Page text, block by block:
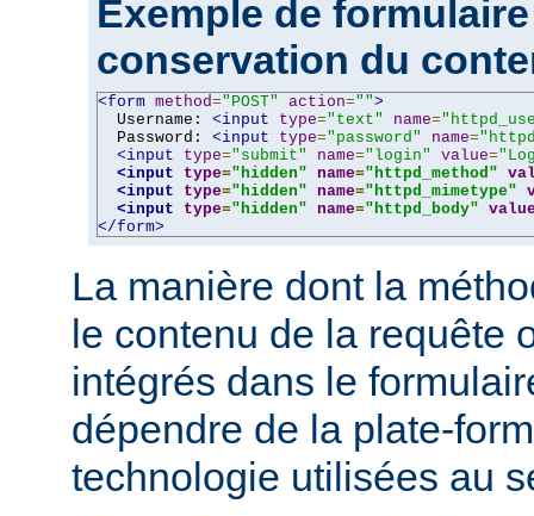
Exemple de
conservation du
<form method="POST" action="">
  Username:
<input type="text" name=
  Password:
<input type="password" name=
<input
type="submit" name="login" value=
<input
type="hidden" name="httpd_method"
<input
type="hidden" name="httpd_mimetype"
<input
type="hidden" name="httpd_body"
</form>
La manière dont la
le contenu de la requête
intégrés dans le
dépendre de la plate-
technologie utilisées au